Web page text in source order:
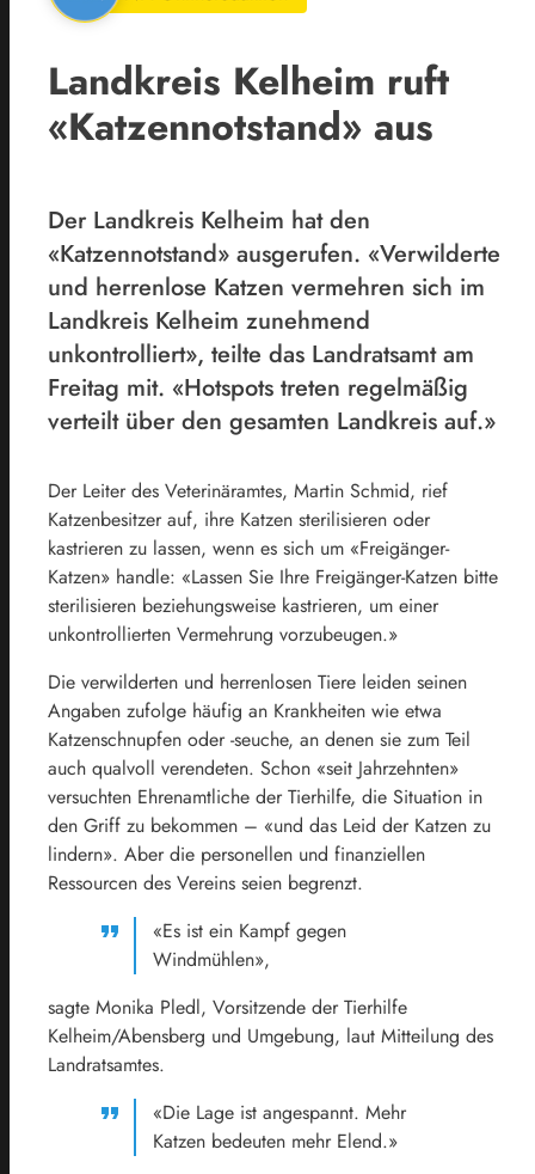
Landkreis Kelheim ruft
«Katzennotstand» aus
Der Landkreis Kelheim hat den
«Katzennotstand» ausgerufen. «Verwilderte
und herrenlose Katzen vermehren sich im
Landkreis Kelheim zunehmend
unkontrolliert», teilte das Landratsamt am
Freitag mit. «Hotspots treten regelmäßig
verteilt über den gesamten Landkreis auf.»
Der Leiter des Veterinäramtes, Martin Schmid, rief
Katzenbesitzer auf, ihre Katzen sterilisieren oder
kastrieren zu lassen, wenn es sich um «Freigänger-
Katzen» handle: «Lassen Sie Ihre Freigänger-Katzen bitte
sterilisieren beziehungsweise kastrieren, um einer
unkontrollierten Vermehrung vorzubeugen.»
Die verwilderten und herrenlosen Tiere leiden seinen
Angaben zufolge häufig an Krankheiten wie etwa
Katzenschnupfen oder -seuche, an denen sie zum Teil
auch qualvoll verendeten. Schon «seit Jahrzehnten»
versuchten Ehrenamtliche der Tierhilfe, die Situation in
den Griff zu bekommen – «und das Leid der Katzen zu
lindern». Aber die personellen und finanziellen
Ressourcen des Vereins seien begrenzt.
«Es ist ein Kampf gegen
Windmühlen»,
sagte Monika Pledl, Vorsitzende der Tierhilfe
Kelheim/Abensberg und Umgebung, laut Mitteilung des
Landratsamtes.
«Die Lage ist angespannt. Mehr
Katzen bedeuten mehr Elend.»